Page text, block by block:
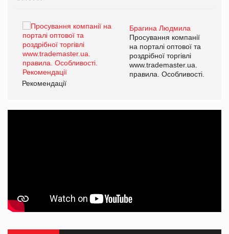
Брагина Людмила
Просування компанії
на порталі оптової та
роздрібної торгівлі
www.trademaster.ua.
правила. Особливості.
Рекомендації